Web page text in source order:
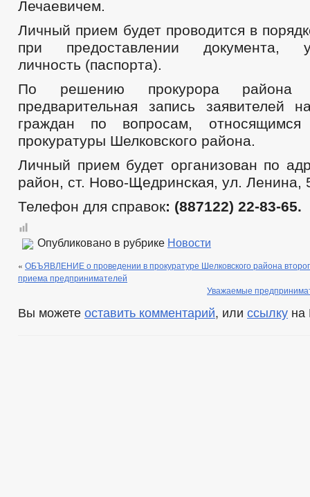
Лечаевичем.
Личный прием будет проводится в
при предоставлении документа,
личность (паспорта).
По решению прокурора района
предварительная запись заявителей
граждан по вопросам, относящимся
прокуратуры Шелковского района.
Личный прием будет организован по
район, ст. Ново-Щедринская, ул. Ленина,
Телефон для справок: (887122) 22-83-65.
Опубликовано в рубрике Новости
« ОБЪЯВЛЕНИЕ о проведении в прокуратуре Шелковского района
приема предпринимателей
Уважаемые
Вы можете оставить комментарий, или ссылку на